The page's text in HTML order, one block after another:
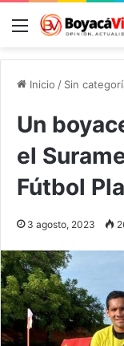
Menú
Inicio / Sin
Un
el
Fútbol
3 agosto, 2023